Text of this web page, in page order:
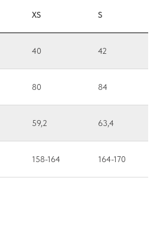
XS S
40 42
80 84
59,2 63,4
158-164 164-170